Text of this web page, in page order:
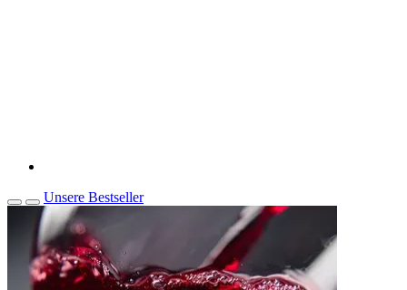
Unsere Bestseller